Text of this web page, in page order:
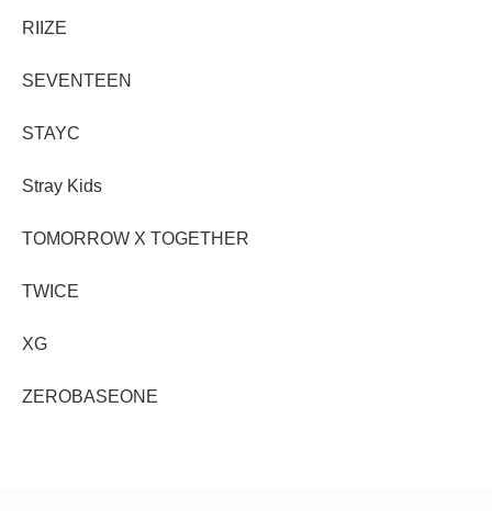
RIIZE
SEVENTEEN
STAYC
Stray Kids
TOMORROW X TOGETHER
TWICE
XG
ZEROBASEONE